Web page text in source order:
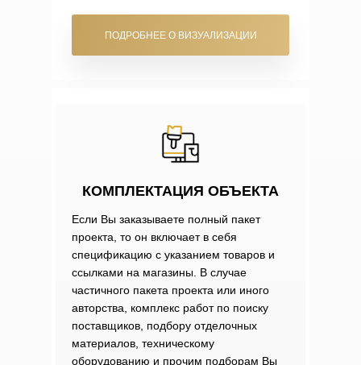
КОМПЛЕКТАЦИЯ ОБЪЕКТА
Если Вы заказываете полный пакет
проекта, то он включает в себя
спецификацию с указанием товаров и
ссылками на магазины. В случае
частичного пакета проекта или иного
авторства, комплекс работ по поиску
поставщиков, подбору отделочных
материалов, техническому
оборудованию и прочим подборам Вы
ПОДРОБНЕЕ О ВИЗУАЛИЗАЦИИ